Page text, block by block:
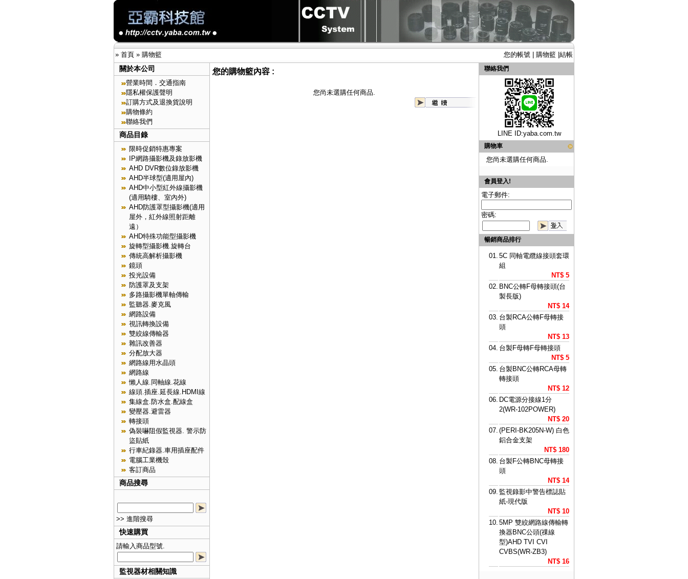
» 首頁 » 購物籃 您的帳號 購物籃 結帳
關於本公司
營業時間．交通指南
隱私權保護聲明
訂購方式及退換貨說明
購物條約
聯絡我們
商品目錄
限時促銷特惠專案
IP網路攝影機及錄放影機
AHD DVR數位錄放影機
AHD半球型(適用屋內)
AHD中小型紅外線攝影機
(適用騎樓、室內外)
AHD防護罩型攝影機(適用
屋外，紅外線照射距離
遠）
AHD特殊功能型攝影機
旋轉型攝影機.旋轉台
傳統高解析攝影機
鏡頭
投光設備
防護罩及支架
多路攝影機單軸傳輸
監聽器.麥克風
網路設備
視訊轉換設備
雙絞線傳輸器
雜訊改善器
分配放大器
網路線用水晶頭
網路線
懶人線.同軸線.花線
線頭.插座.延長線.HDMI線
集線盒.防水盒.配線盒
變壓器.避雷器
轉接頭
偽裝嚇阻假監視器. 警示防
盜貼紙
行車紀錄器.車用插座配件
電腦工業機殼
客訂商品
商品搜尋
>> 進階搜尋
快速購買
請輸入商品型號.
監視器材相關知識
您的購物籃內容 :
您尚未選購任何商品.
聯絡我們
LINE ID:yaba.com.tw
購物車
您尚未選購任何商品.
會員登入!
電子郵件:
密碼:
暢銷商品排行
01. 5C 同軸電纜線接頭套環
組
NT$ 5
02. BNC公轉F母轉接頭(台
製長版)
NT$ 14
03. 台製RCA公轉F母轉接
頭
NT$ 13
04. 台製F母轉F母轉接頭
NT$ 5
05. 台製BNC公轉RCA母轉
轉接頭
NT$ 12
06. DC電源分接線1分
2(WR-102POWER)
NT$ 20
07. (PERI-BK205N-W) 白色
鋁合金支架
NT$ 180
08. 台製F公轉BNC母轉接
頭
NT$ 14
09. 監視錄影中警告標誌貼
紙-現代版
NT$ 10
10. 5MP 雙絞網路線傳輸轉
換器BNC公頭(祼線
型)AHD TVI CVI
CVBS(WR-ZB3)
NT$ 16